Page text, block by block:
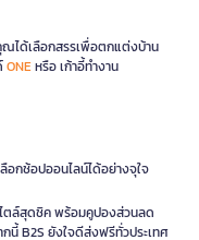
ได้เลือกสรรเพื่อตกแต่งบ้าน
ONEหรือ เก้าอี้ทำงาน
อกช้อปออนไลน์ได้อย่างจุใจ
ตล์สุดชิค พร้อมคูปองส่วนลด
นี้ B2S ยังใจดีส่งฟรีทั่วประเทศ